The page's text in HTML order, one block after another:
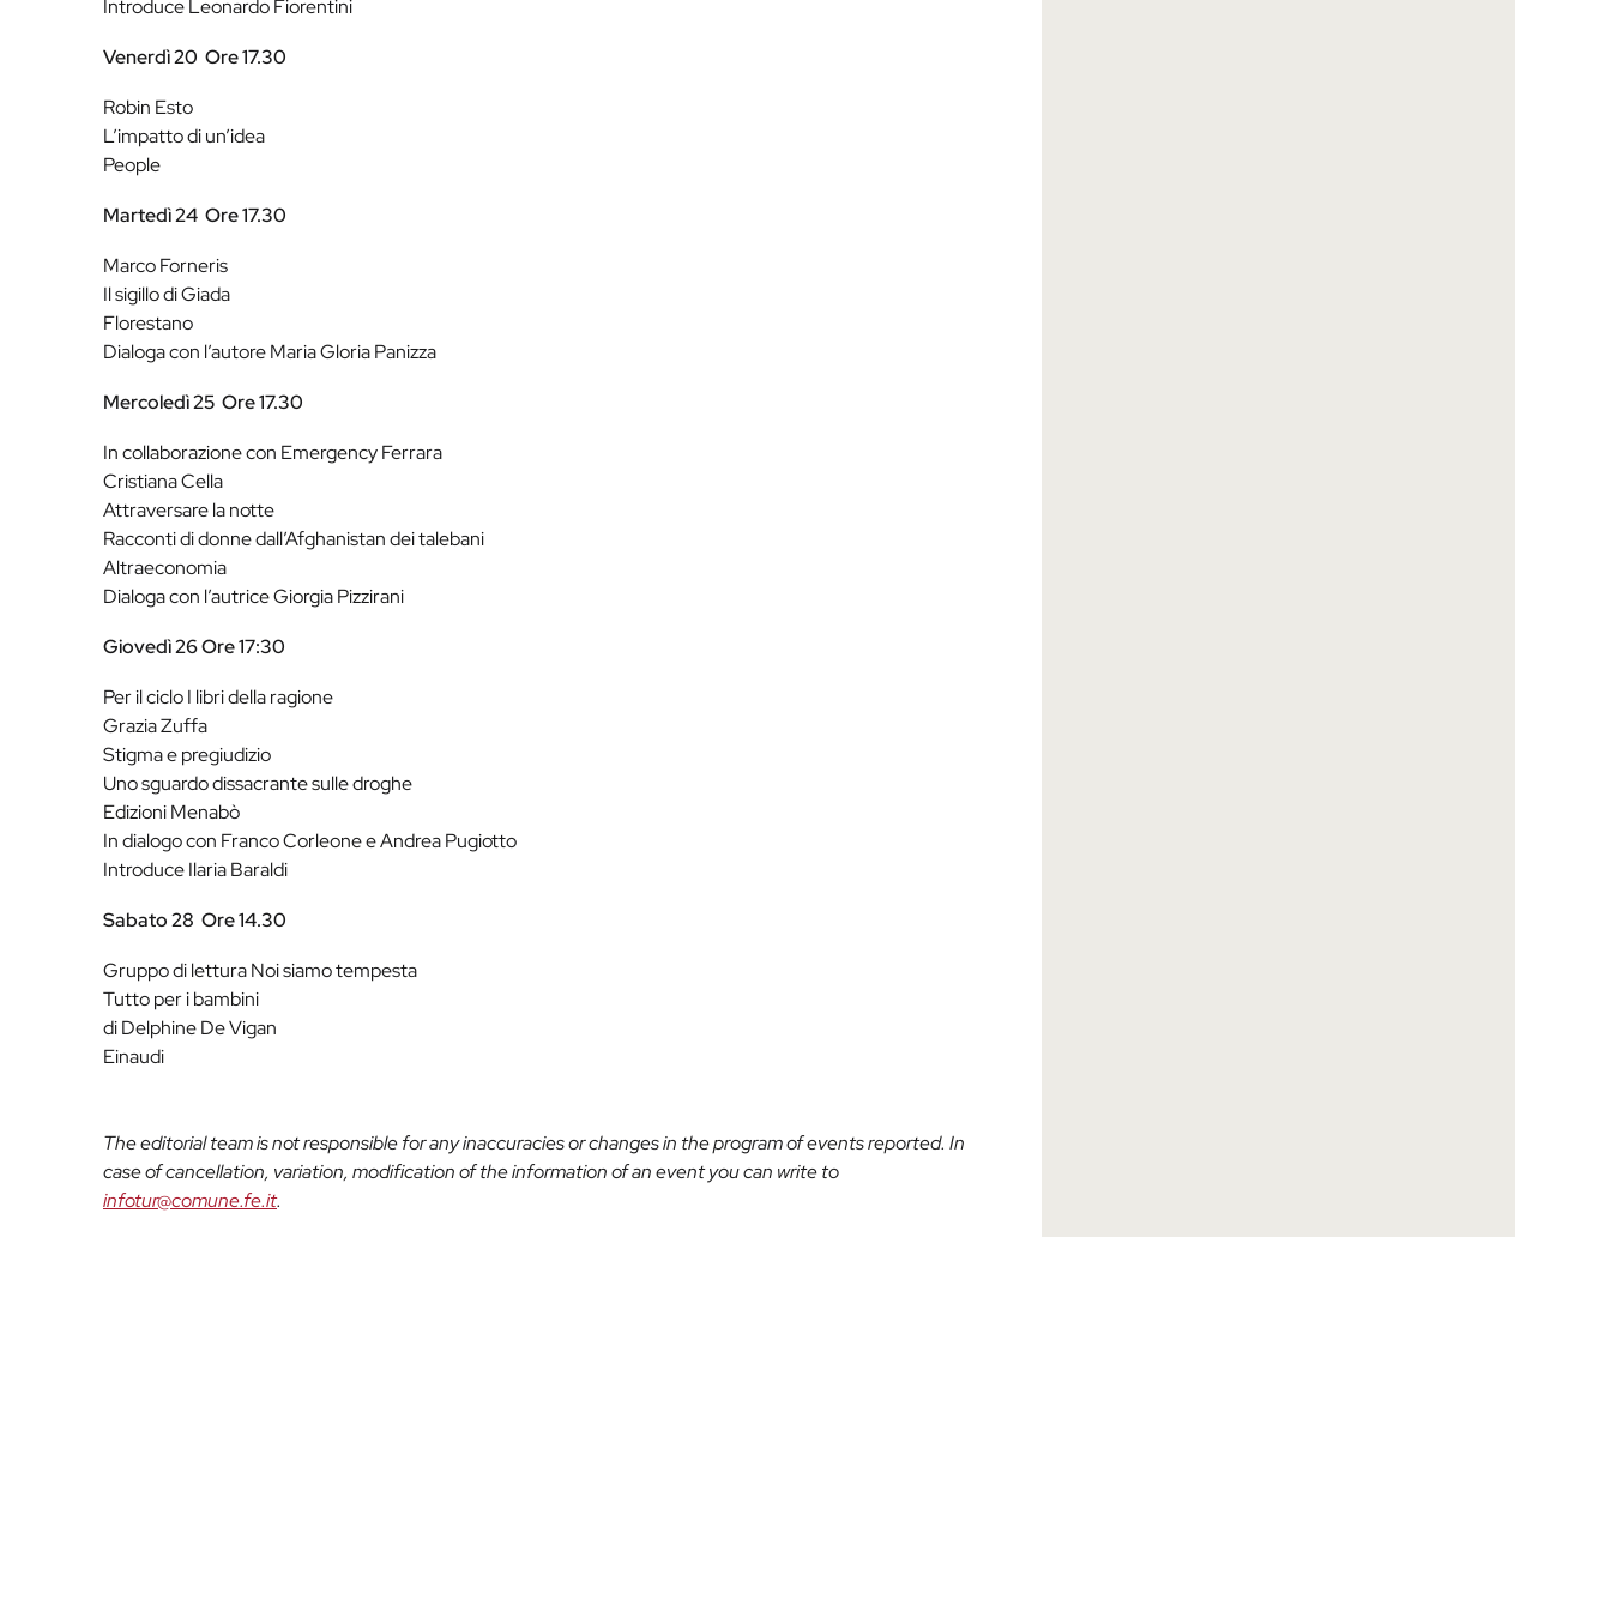
Introduce Leonardo Fiorentini
Venerdì 20 Ore 17.30
Robin Esto
L’impatto di un’idea
People
Martedì 24 Ore 17.30
Marco Forneris
Il sigillo di Giada
Florestano
Dialoga con l’autore Maria Gloria Panizza
Mercoledì 25 Ore 17.30
In collaborazione con Emergency Ferrara
Cristiana Cella
Attraversare la notte
Racconti di donne dall’Afghanistan dei talebani
Altraeconomia
Dialoga con l’autrice Giorgia Pizzirani
Giovedì 26 Ore 17:30
Per il ciclo I libri della ragione
Grazia Zuffa
Stigma e pregiudizio
Uno sguardo dissacrante sulle droghe
Edizioni Menabò
In dialogo con Franco Corleone e Andrea Pugiotto
Introduce Ilaria Baraldi
Sabato 28 Ore 14.30
Gruppo di lettura Noi siamo tempesta
Tutto per i bambini
di Delphine De Vigan
Einaudi
The editorial team is not responsible for any inaccuracies or changes in the program of events reported. In
case of cancellation, variation, modification of the information of an event you can write to
infotur@comune.fe.it.